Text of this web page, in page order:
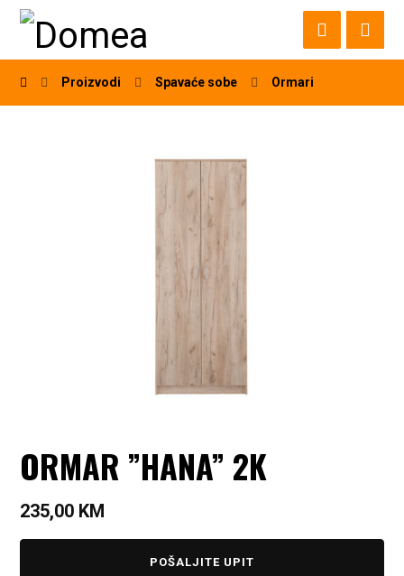
Proizvodi Spavaće sobe Ormari
ORMAR ”HANA” 2K
235,00 KM
POŠALJITE UPIT